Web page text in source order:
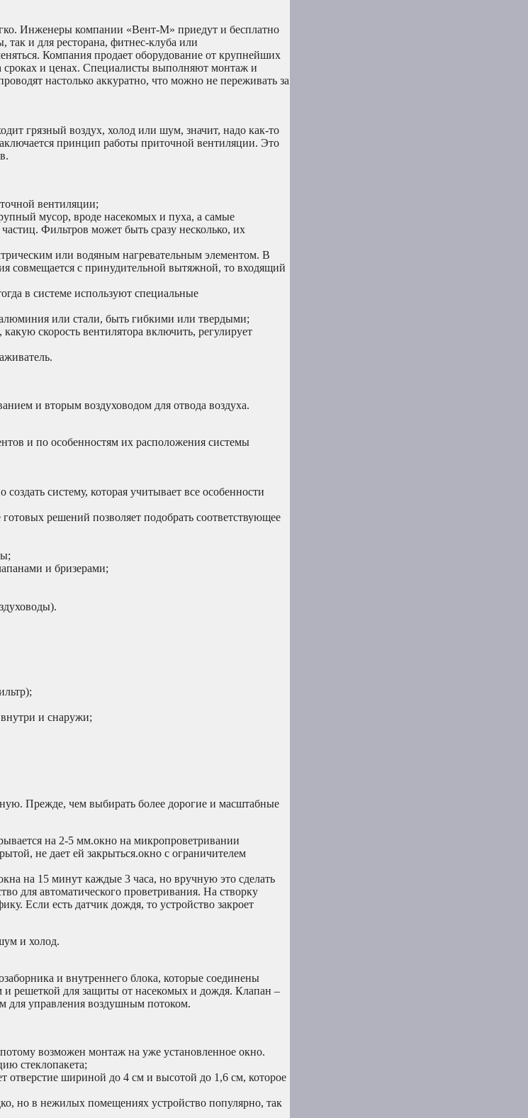
Инженеры компании «Вент-М» приедут и бесплатно
и для ресторана, фитнес-клуба или
Компания продает оборудование от крупнейших
сроках и ценах. Специалисты выполняют монтаж и
настолько аккуратно, что можно не переживать за
грязный воздух, холод или шум, значит, надо как-то
принцип работы приточной вентиляции. Это
вентиляции;
мусор, вроде насекомых и пуха, а самые
Фильтров может быть сразу несколько, их
или водяным нагревательным элементом. В
совмещается с принудительной вытяжной, то входящий
в системе используют специальные
или стали, быть гибкими или твердыми;
скорость вентилятора включить, регулирует
и вторым воздуховодом для отвода воздуха.
и по особенностям их расположения системы
систему, которая учитывает все особенности
решений позволяет подобрать соответствующее
и бризерами;
и снаружи;
Прежде, чем выбирать более дорогие и масштабные
на 2-5 мм.окно на микропроветривании
не дает ей закрыться.окно с ограничителем
на 15 минут каждые 3 часа, но вручную это сделать
для автоматического проветривания. На створку
Если есть датчик дождя, то устройство закроет
и холод.
и внутреннего блока, которые соединены
и решеткой для защиты от насекомых и дождя. Клапан –
для управления воздушным потоком.
возможен монтаж на уже установленное окно.
стеклопакета;
отверстие шириной до 4 см и высотой до 1,6 см, которое
но в нежилых помещениях устройство популярно, так